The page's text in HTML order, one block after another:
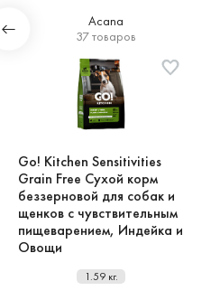
Acana
37 товаров
Go! Kitchen Sensitivities
Grain Free Сухой корм
беззерновой для собак и
щенков с чувствительным
пищеварением, Индейка и
Овощи
1.59 кг.